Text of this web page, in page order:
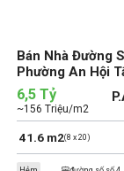
Bán Nhà Đường
Phường An Hội
Gò Vấp (cũ)
41.6 m2(8 x 20)
6,5 Tỷ
~156 Triệu/m2